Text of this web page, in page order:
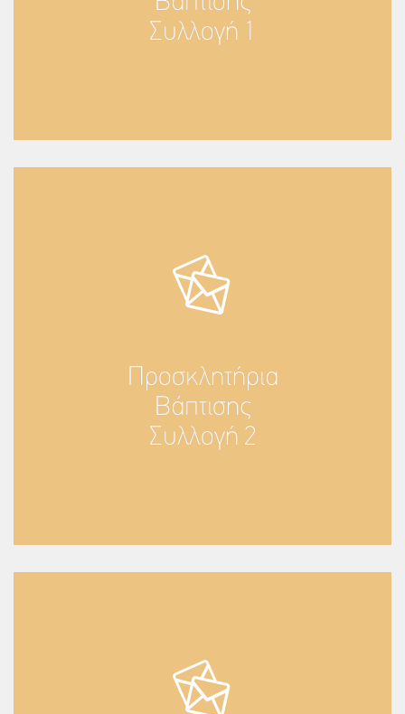
Συλλογή 1
Προσκλητήρια
Βάπτισης
Συλλογή 2